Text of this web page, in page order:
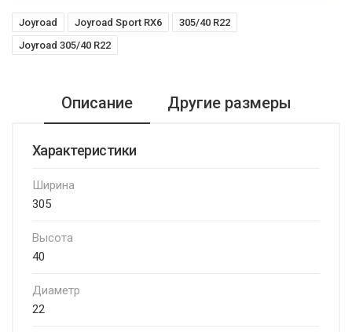
Joyroad Joyroad Sport RX6
305/40 R22
Joyroad 305/40 R22
Описание Другие размеры
Характеристики
Ширина
305
Высота
40
Диаметр
22